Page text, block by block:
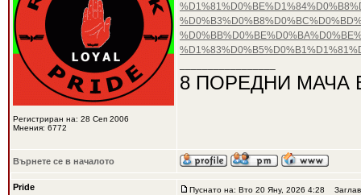
Регистриран на: 28 Сеп 2006
Мнения: 6772
8 ПОРЕДНИ МАЧА
Върнете се в началото
Pride Пуснато на: Вто 20 Яну, 2026 4:28